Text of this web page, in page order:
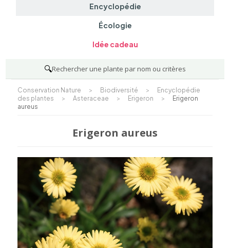
Encyclopédie
Écologie
Idée cadeau
🔍Rechercher une plante par nom ou critères
Conservation Nature > Biodiversité >
Encyclopédie
des plantes
> Asteraceae > Erigeron >
Erigeron
aureus
Erigeron aureus